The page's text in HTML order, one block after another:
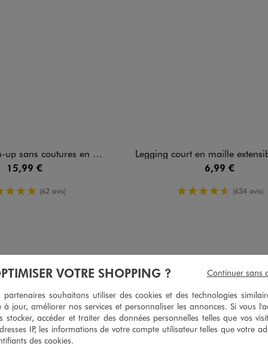
en maille côtelée à fines bretelles femme
15,99 €
5/5 de moyenne
(62 avis)
Legging court en maille extensible
6,99 €
4.5/5 de(634 avis)
5/5
Bien
Avis du28/07/2026 , suite à une expérience du15/07/2026 parAnnya M.
Utile(0) Signaler
VOTRE SHOPPING ?
souhaitons utiliser des cookies et des technologies
jour, améliorer nos services et personnaliser les annonces. Si vous
stocker, accéder et traiter des données personnelles telles que vos
IP, les informations de votre compte utilisateur telles que votre
des cookies.
Continuer sans